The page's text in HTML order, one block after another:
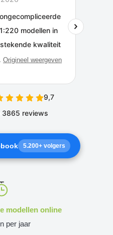
5.200+ volgers
modellen online
per jaar